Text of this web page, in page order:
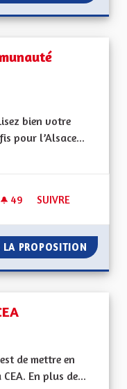
bien votre
pour l’Alsace...
Autres
49 49 ABONNÉS
SUIVRE
LA PROPOSITION
de mettre en
En plus de...